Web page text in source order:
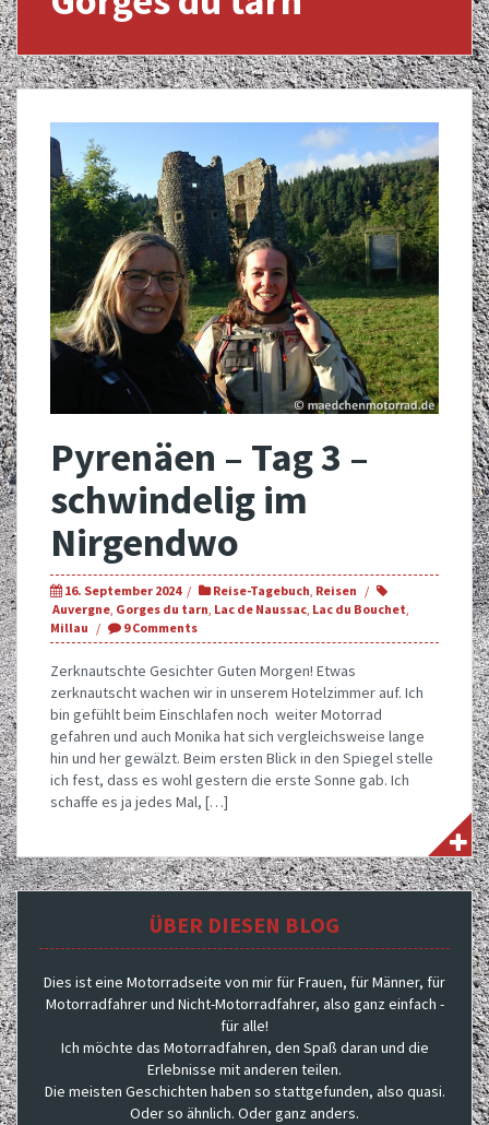
Pyrenäen – Tag 3 –
schwindelig im
Nirgendwo
16. September 2024 Reise-Tagebuch, Reisen
Auvergne, Gorges du tarn, Lac de Naussac, Lac du Bouchet,
Millau
9 Comments
Zerknautschte Gesichter Guten Morgen! Etwas
zerknautscht wachen wir in unserem Hotelzimmer auf. Ich
bin gefühlt beim Einschlafen noch weiter Motorrad
gefahren und auch Monika hat sich vergleichsweise lange
hin und her gewälzt. Beim ersten Blick in den Spiegel stelle
ich fest, dass es wohl gestern die erste Sonne gab. Ich
schaffe es ja jedes Mal, […]
ÜBER DIESEN BLOG
Dies ist eine Motorradseite von mir für Frauen, für Männer, für
Motorradfahrer und Nicht-Motorradfahrer, also ganz einfach -
für alle!
Ich möchte das Motorradfahren, den Spaß daran und die
Erlebnisse mit anderen teilen.
Die meisten Geschichten haben so stattgefunden, also quasi.
Oder so ähnlich. Oder ganz anders.